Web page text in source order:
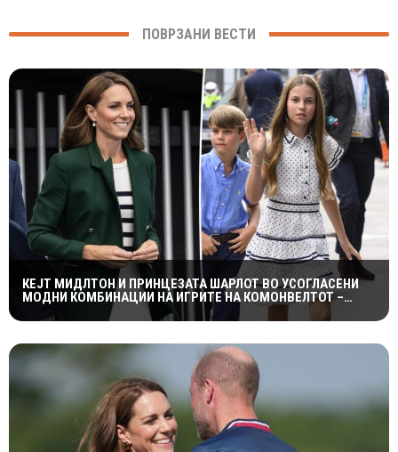
ПОВРЗАНИ ВЕСТИ
КЕЈТ МИДЛТОН И ПРИНЦЕЗАТА ШАРЛОТ ВО УСОГЛАСЕНИ
МОДНИ КОМБИНАЦИИ НА ИГРИТЕ НА КОМОНВЕЛТОТ –
КРАЛСКОТО СЕМЕЈСТВО ГО ПРИВЛЕЧЕ ЦЕЛОТО ВНИМАНИЕ